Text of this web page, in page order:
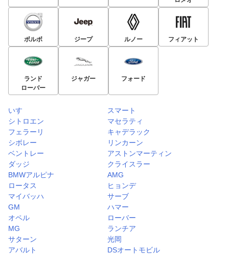
ボルボ ジープ ルノー フィアット
ランド
ローバー
ジャガー フォード
いすゞ
スマート
シトロエン
マセラティ
フェラーリ
キャデラック
シボレー
リンカーン
ベントレー
アストンマーティン
ダッジ
クライスラー
BMWアルピナ
AMG
ロータス
ヒョンデ
マイバッハ
サーブ
GM
ハマー
オペル
ローバー
MG
ランチア
サターン
光岡
アバルト
DSオートモビル